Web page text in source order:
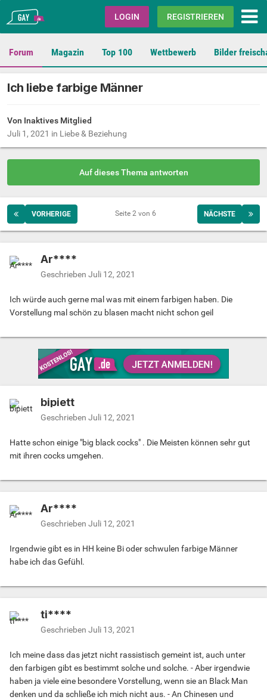
Gay.de LOGIN REGISTRIEREN
Forum Magazin Top 100 Wettbewerb Bilder
Ich liebe farbige Männer
Von Inaktives Mitglied
Juli 1, 2021 in Liebe & Beziehung
Auf dieses Thema antworten
VORHERIGE NÄCHSTE
Seite 2 von 6
Ar****
Geschrieben Juli 12, 2021
Ich würde auch gerne mal was mit einem farbigen haben. Die
Vorstellung mal schön zu blasen macht nicht schon geil
bipiett
Geschrieben Juli 12, 2021
Hatte schon einige "big black cocks" . Die Meisten können sehr gut
mit ihren cocks umgehen.
Ar****
Geschrieben Juli 12, 2021
Irgendwie gibt es in HH keine Bi oder schwulen farbige Männer
habe ich das Gefühl.
ti****
Geschrieben Juli 13, 2021
Ich meine dass das jetzt nicht rassistisch gemeint ist, auch unter
den farbigen gibt es bestimmt solche und solche. - Aber irgendwie
haben ja viele eine besondere Vorstellung, wenn sie an Black Man
denken und da schließe ich mich nicht aus. - An Chinesen und